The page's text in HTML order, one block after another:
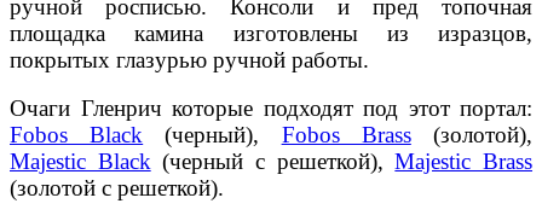
ручной росписью. Консоли и пред топочная
площадка камина изготовлены из изразцов,
покрытых глазурью ручной работы.
Очаги Гленрич которые подходят под этот портал:
Fobos Black (черный), Fobos Brass(золотой),
Majestic Black (черный с решеткой),Majestic Brass
(золотой с решеткой).